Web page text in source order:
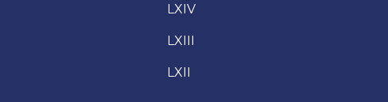
LXIV
LXIII
LXII